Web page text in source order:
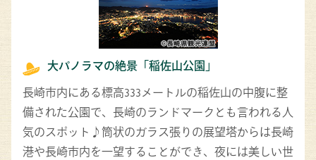
大パノラマの絶景「稲佐山公園」
長崎市内にある標高333メートルの稲佐山の中腹に整
備された公園で、長崎のランドマークとも言われる人
気のスポット♪筒状のガラス張りの展望塔からは長崎
港や長崎市内を一望することができ、夜には美しい世